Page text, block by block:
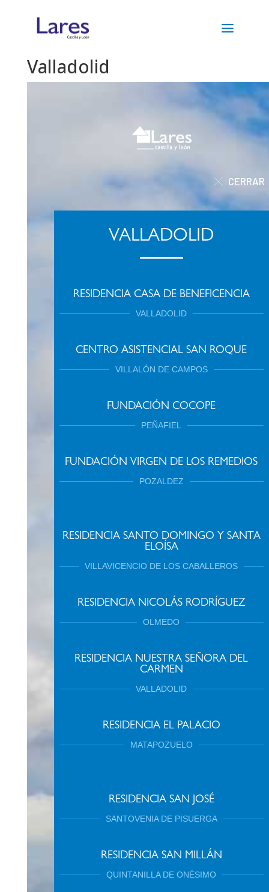
NOTICIAS LARES CYL
DOCUMENTOS
Valladolid
CERRAR
VALLADOLID
RESIDENCIA CASA DE BENEFICENCIA
VALLADOLID
CENTRO ASISTENCIAL SAN ROQUE
VILLALÓN DE CAMPOS
FUNDACIÓN COCOPE
PEÑAFIEL
FUNDACIÓN VIRGEN DE LOS REMEDIOS
POZALDEZ
RESIDENCIA SANTO DOMINGO Y SANTA
ELOÍSA
VILLAVICENCIO DE LOS CABALLEROS
RESIDENCIA NICOLÁS RODRÍGUEZ
OLMEDO
RESIDENCIA NUESTRA SEÑORA DEL
CARMEN
VALLADOLID
RESIDENCIA EL PALACIO
MATAPOZUELO
RESIDENCIA SAN JOSÉ
SANTOVENIA DE PISUERGA
RESIDENCIA SAN MILLÁN
QUINTANILLA DE ONÉSIMO